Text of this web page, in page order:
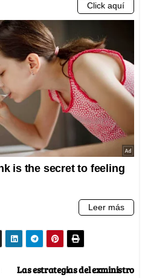
Las estrategias del exministro